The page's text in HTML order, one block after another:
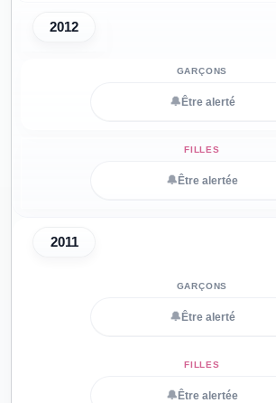
2012
🔔 Être alerté
🔔 Être alertée
2011
🔔 Être alerté
🔔 Être alertée